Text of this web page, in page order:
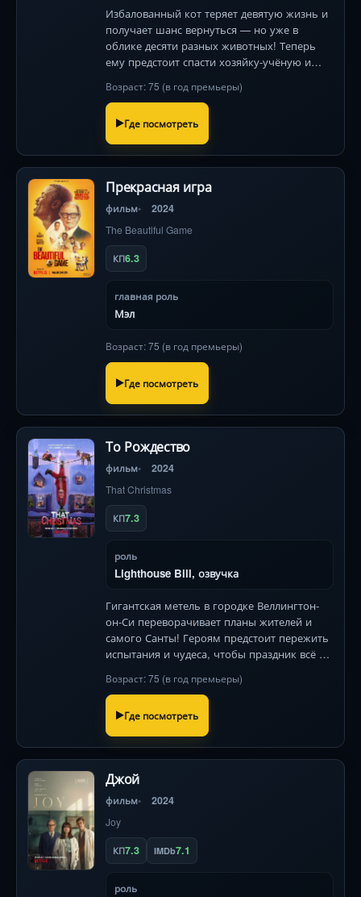
Избалованный кот теряет девятую жизнь и
получает шанс вернуться — но уже в
облике десяти разных животных! Теперь
ему предстоит спасти хозяйку-учёную и
Вихрь приключений и трогательных
перемен!
Возраст: 75 (в год премьеры)
Где посмотреть
Прекрасная игра
фильм 2024
The Beautiful Game
КП6.3
главная роль
Мэл
Возраст: 75 (в год премьеры)
Где посмотреть
То Рождество
фильм 2024
That Christmas
КП7.3
роль
Lighthouse Bill, озвучка
Гигантская метель в городке Веллингтон-
он-Си переворачивает планы жителей и
самого Санты! Героям предстоит пережить
испытания и чудеса, чтобы праздник всё же
Возраст: 75 (в год премьеры)
Где посмотреть
Джой
фильм 2024
Joy
КП7.3 IMDb7.1
роль